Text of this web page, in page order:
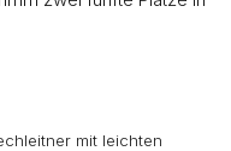
mit leichten